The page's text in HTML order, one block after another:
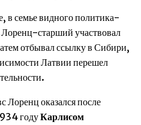
в семье видного политика-
Лоренц-старший участвовал
отбывал ссылку в Сибири,
Латвии перешел
Лоренц оказался после
годуКарлисом